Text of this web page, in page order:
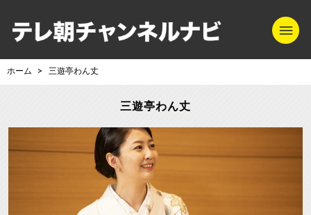
テレ朝チャンネ
ホーム 三遊亭わん丈
三遊亭わん丈